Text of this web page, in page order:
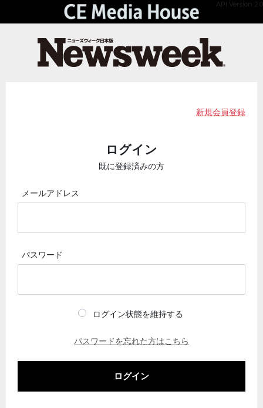
API Version 2.0
新規会員登録
ログイン
既に登録済みの方
メールアドレス
パスワード
ログイン状態を維持する
パスワードを忘れた方はこちら
ログイン